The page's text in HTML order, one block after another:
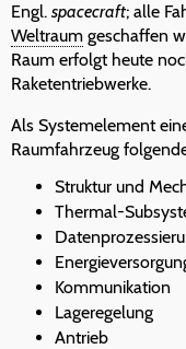
Engl. spacecraft; alle
Weltraum geschaffen
Raum erfolgt heute
Raketentriebwerke.
Als Systemelement
Raumfahrzeug
Struktur und
Thermal-
Kommunikation
Lageregelung
Antrieb